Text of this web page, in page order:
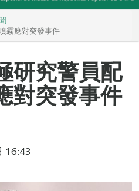
霧應對突發事件
研究警員配
對突發事件
16:43